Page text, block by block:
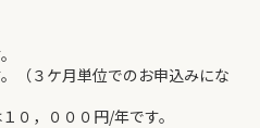
（３ケ月単位でのお申込みにな
０，０００円/年です。